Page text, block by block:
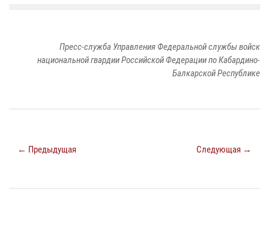
Пресс-служба Управления Федеральной службы войск
национальной гвардии Российской Федерации по Кабардино-
Балкарской Республике
← Предыдущая Следующая →